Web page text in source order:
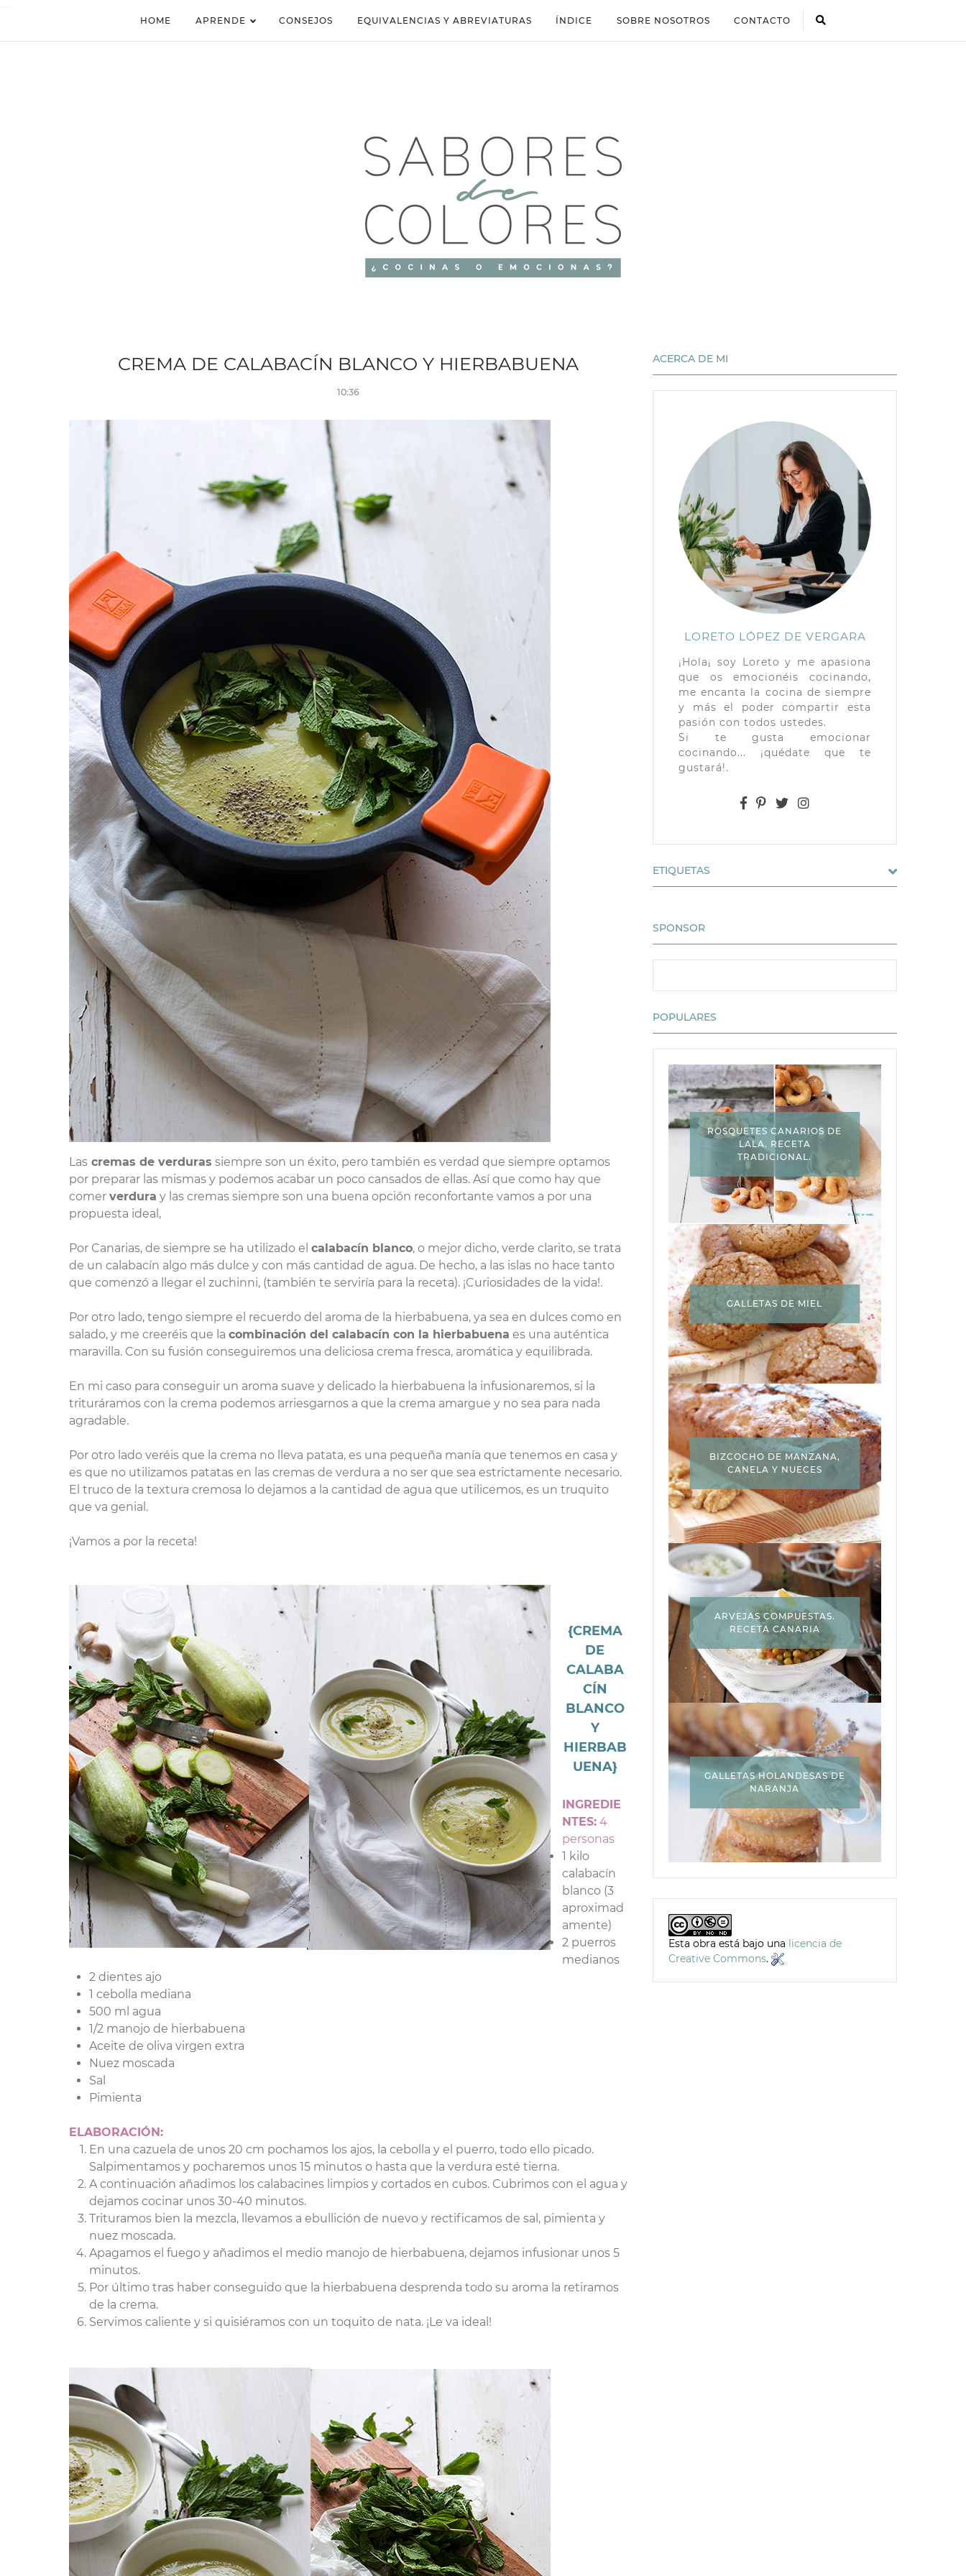
HOME APRENDE CONSEJOS EQUIVALENCIAS Y ABREVIATURAS ÍNDICE SOBRE NOSOTROS CONTACTO
CREMA DE CALABACÍN BLANCO Y HIERBABUENA
10:36
Las cremas de verduras siempre son un éxito, pero también es verdad que siempre optamos
por preparar las mismas y podemos acabar un poco cansados de ellas. Así que como hay que
comer verdura y las cremas siempre son una buena opción reconfortante vamos a por una
propuesta ideal,
Por Canarias, de siempre se ha utilizado el calabacín blanco, o mejor dicho, verde clarito, se trata
de un calabacín algo más dulce y con más cantidad de agua. De hecho, a las islas no hace tanto
que comenzó a llegar el zuchinni, (también te serviría para la receta). ¡Curiosidades de la vida!.
Por otro lado, tengo siempre el recuerdo del aroma de la hierbabuena, ya sea en dulces como en
salado, y me creeréis que la combinación del calabacín con la hierbabuena es una auténtica
maravilla. Con su fusión conseguiremos una deliciosa crema fresca, aromática y equilibrada.
En mi caso para conseguir un aroma suave y delicado la hierbabuena la infusionaremos, si la
trituráramos con la crema podemos arriesgarnos a que la crema amargue y no sea para nada
agradable.
Por otro lado veréis que la crema no lleva patata, es una pequeña manía que tenemos en casa y
es que no utilizamos patatas en las cremas de verdura a no ser que sea estrictamente necesario.
El truco de la textura cremosa lo dejamos a la cantidad de agua que utilicemos, es un truquito
que va genial.
¡Vamos a por la receta!
{CREMA
DE
CALABA
CÍN
BLANCO
Y
HIERBAB
UENA}
INGREDIE
NTES: 4
personas
1 kilo
calabacín
blanco (3
aproximad
amente)
2 puerros
medianos
2 dientes ajo
1 cebolla mediana
500 ml agua
1/2 manojo de hierbabuena
Aceite de oliva virgen extra
Nuez moscada
Sal
Pimienta
ELABORACIÓN:
En una cazuela de unos 20 cm pochamos los ajos, la cebolla y el puerro, todo ello picado.
Salpimentamos y pocharemos unos 15 minutos o hasta que la verdura esté tierna.
A continuación añadimos los calabacines limpios y cortados en cubos. Cubrimos con el agua y
dejamos cocinar unos 30-40 minutos.
Trituramos bien la mezcla, llevamos a ebullición de nuevo y rectificamos de sal, pimienta y
nuez moscada.
Apagamos el fuego y añadimos el medio manojo de hierbabuena, dejamos infusionar unos 5
minutos.
Por último tras haber conseguido que la hierbabuena desprenda todo su aroma la retiramos
de la crema.
Servimos caliente y si quisiéramos con un toquito de nata. ¡Le va ideal!
ACERCA DE MI
LORETO LÓPEZ DE VERGARA
¡Hola¡ soy Loreto y me apasiona
que os emocionéis cocinando,
me encanta la cocina de siempre
y más el poder compartir esta
pasión con todos ustedes.
Si te gusta emocionar
cocinando... ¡quédate que te
gustará!.
ETIQUETAS
SPONSOR
POPULARES
ROSQUETES CANARIOS DE
LALA. RECETA
TRADICIONAL.
GALLETAS DE MIEL
BIZCOCHO DE MANZANA,
CANELA Y NUECES
ARVEJAS COMPUESTAS.
RECETA CANARIA
GALLETAS HOLANDESAS DE
NARANJA
Esta obra está bajo una licencia de
Creative Commons.